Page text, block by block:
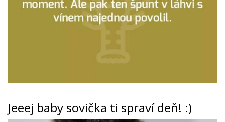
Jeeej baby sovička ti spraví deň! :)